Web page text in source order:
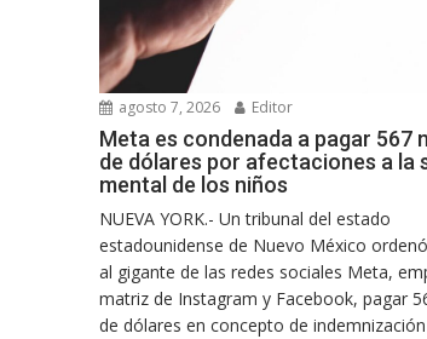
agosto 7, 2026 Editor
Meta es condenada a pagar 567
de dólares por afectaciones a la
mental de los niños
NUEVA YORK.- Un tribunal del estado
estadounidense de Nuevo México
al gigante de las redes sociales Meta,
matriz de Instagram y Facebook, pagar
de dólares en concepto de